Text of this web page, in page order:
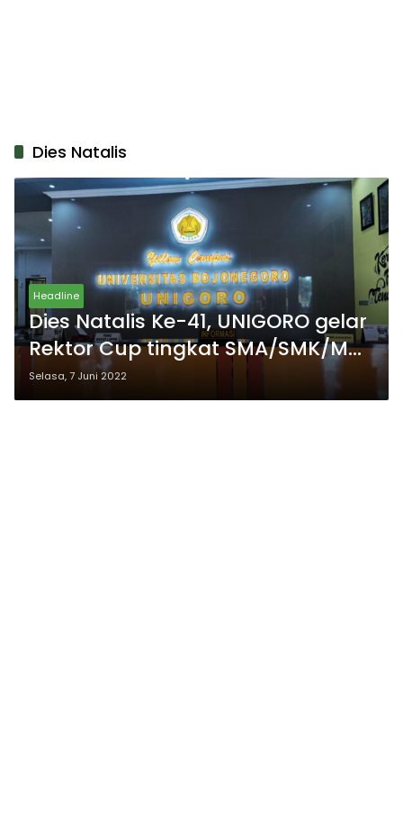
Dies Natalis
Headline
Dies Natalis Ke-41, UNIGORO gelar
Rektor Cup tingkat SMA/SMK/MA
se Jawa Timur
Selasa, 7 Juni 2022